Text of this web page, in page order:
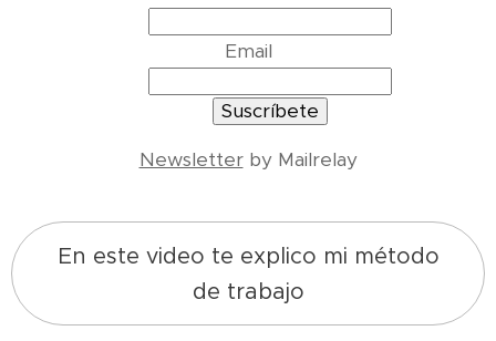
Email
Newsletterby Mailrelay
En este video te explico mi método
de trabajo